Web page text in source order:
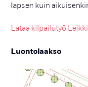
lapsen kuin
Lataa kilpailutyö
Luontolaakso